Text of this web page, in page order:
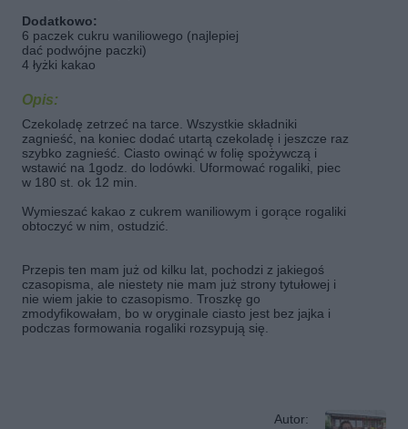
Dodatkowo:
6 paczek cukru waniliowego (najlepiej
dać podwójne paczki)
4 łyżki kakao
Opis:
Czekoladę zetrzeć na tarce. Wszystkie składniki
zagnieść, na koniec dodać utartą czekoladę i jeszcze raz
szybko zagnieść. Ciasto owinąć w folię spożywczą i
wstawić na 1godz. do lodówki. Uformować rogaliki, piec
w 180 st. ok 12 min.
Wymieszać kakao z cukrem waniliowym i gorące rogaliki
obtoczyć w nim, ostudzić.
Przepis ten mam już od kilku lat, pochodzi z jakiegoś
czasopisma, ale niestety nie mam już strony tytułowej i
nie wiem jakie to czasopismo. Troszkę go
zmodyfikowałam, bo w oryginale ciasto jest bez jajka i
podczas formowania rogaliki rozsypują się.
Autor: